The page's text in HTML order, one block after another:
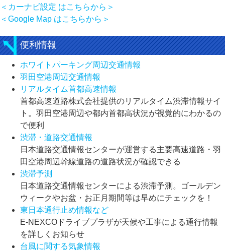
＜カーナビ設定 はこちらから＞
＜Google Map はこちらから＞
便利情報
ホワイトパーキング周辺交通情報
羽田空港周辺交通情報
リアルタイム首都高速情報
首都高速道路株式会社提供のリアルタイム渋滞情報サイ
ト。羽田空港周辺や都内首都高状況が視覚的にわかるの
で便利
渋滞・道路交通情報
日本道路交通情報センターが運営する主要高速道路・羽
田空港周辺幹線道路の道路状況が確認できる
渋滞予測
日本道路交通情報センターによる渋滞予測。ゴールデン
ウィークやお盆・お正月期間等は早めにチェックを！
東日本通行止め情報など
E-NEXCOドライブプラザが天候や工事による通行情報
を詳しくお知らせ
台風に関する気象情報